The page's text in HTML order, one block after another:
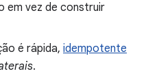
em vez de construir
é rápida, idempotente
.